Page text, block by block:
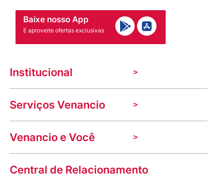
Baixe nosso App
E aproveite ofertas exclusivas
Institucional
A Venancio
Trabalhe Conosco
Nossas lojas
Indique seu imóvel
Serviços Venancio
Troca e devolução
Mecânica de promoções
Dúvidas frequentes
Prazos e entregas
Venancio e Você
VClube - Programa de fidelidade
Fale com o farmacêutico
Central de Relacionamento